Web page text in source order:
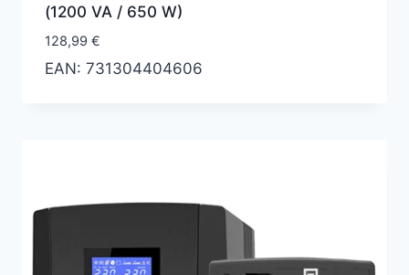
(1200 VA / 650 W)
128,99 €
EAN: 731304404606